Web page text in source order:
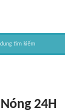
Nóng 24H